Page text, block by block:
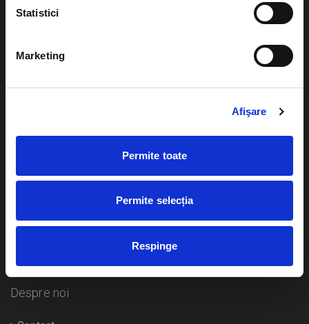
Statistici
Marketing
Afişare
Permite toate
Permite selecția
Respinge
Plata online sau cash
Livrare prin curier
Duplicare bilete
Concerte si
Despre noi